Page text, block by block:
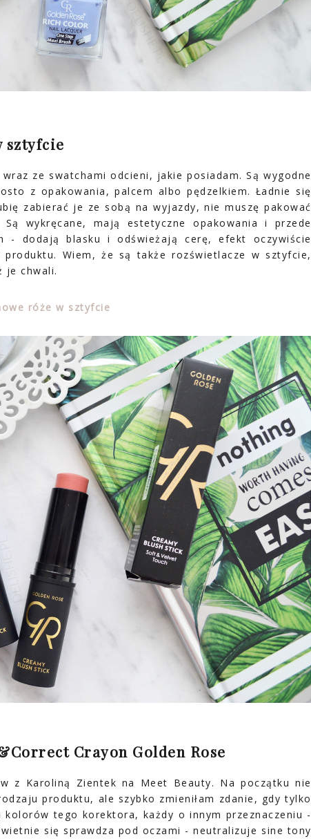
sztyfcie
ze swatchami odcieni, jakie posiadam. Są wygodne
z opakowania, palcem albo pędzelkiem. Ładnie się
zabierać je ze sobą na wyjazdy, nie muszę pakować
wykręcane, mają estetyczne opakowania i przede
- dodają blasku i odświeżają cerę, efekt oczywiście
Wiem, że są także rozświetlacze w sztyfcie,
je chwali.
róże w sztyfcie
Crayon Golden Rose
z Karoliną Zientek na Meet Beauty. Na początku nie
produktu, ale szybko zmieniłam zdanie, gdy tylko
tego korektora, każdy o innym przeznaczeniu -
się sprawdza pod oczami - neutralizuje sine tony